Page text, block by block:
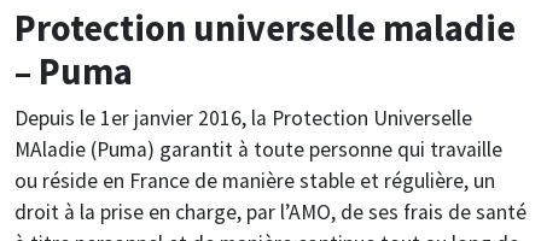
Protection universelle maladie
– Puma
Depuis le 1er janvier 2016, la Protection Universelle
MAladie (Puma) garantit à toute personne qui travaille
ou réside en France de manière stable et régulière, un
droit à la prise en charge, par l’AMO, de ses frais de santé